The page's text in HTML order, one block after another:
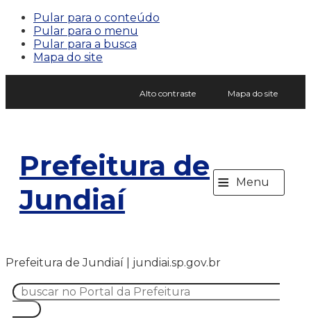
Pular para o conteúdo
Pular para o menu
Pular para a busca
Mapa do site
Alto contraste Mapa do site
Prefeitura de
Jundiaí
≡ Menu
Prefeitura de Jundiaí | jundiai.sp.gov.br